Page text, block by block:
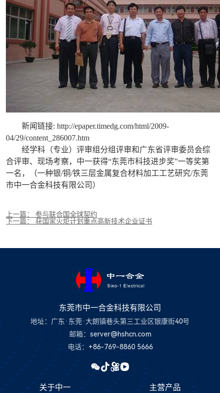
新闻链接: http://epaper.timedg.com/html/2009-
04/29/content_286007.htm
经学科（专业）评审组分组评审和广东省评审委员会综
合评审、现场考察，中一获得“东莞市科技进步奖”一等奖第
一名，（一种银/铜/铁三层金属复合材料加工工艺研究/东莞
市中一合金科技有限公司）
上一篇： 参与联合国全球契约
下一篇： 获国家火炬计划重点高新技术企业证书
东莞市中一合金科技有限公司
地址：广东·东莞·大朗镇巷头第三工业区银康街40号
邮箱：server@hshcn.com
电话：+86-769-8860 5666
关于中一 主营产品